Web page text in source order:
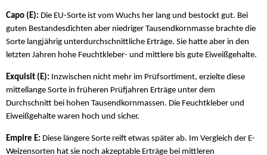
Capo (E): Die EU-Sorte ist vom Wuchs her lang und bestockt gut. Bei
guten Bestandesdichten aber niedriger Tausendkornmasse brachte die
Sorte langjährig unterdurchschnittliche Erträge. Sie hatte aber in den
letzten Jahren hohe Feuchtkleber- und mittlere bis gute Eiweißgehalte.
Exquisit (E): Inzwischen nicht mehr im Prüfsortiment, erzielte diese
mittellange Sorte in früheren Prüfjahren Erträge unter dem
Durchschnitt bei hohen Tausendkornmassen. Die Feuchtkleber und
Eiweißgehalte waren hoch und sicher.
Empire E: Diese längere Sorte reift etwas später ab. Im Vergleich der E-
Weizensorten hat sie noch akzeptable Erträge bei mittleren